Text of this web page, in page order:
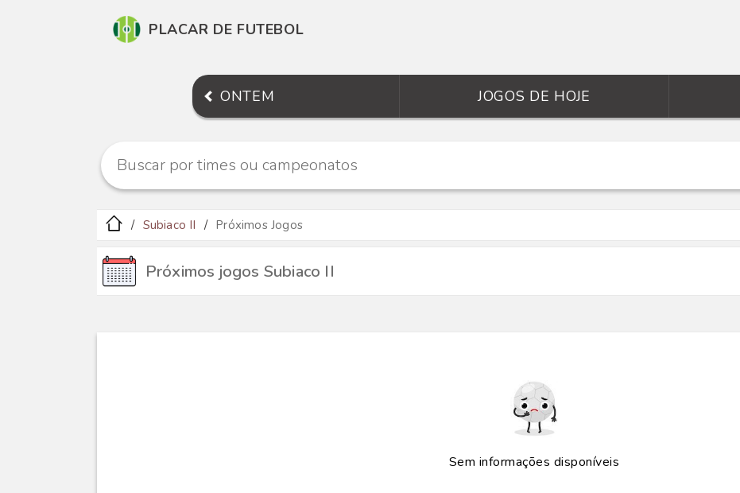
PLACAR DE FUTEBOL
ONTEM JOGOS DE HOJE
Subiaco II Próximos Jogos
Próximos jogos Subiaco II
Sem informações disponíveis